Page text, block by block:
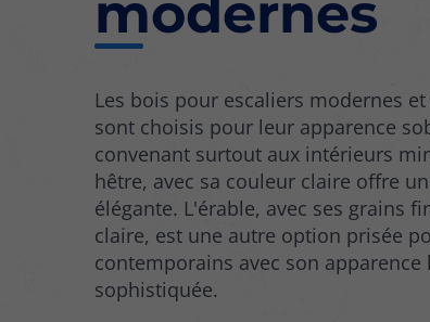
modernes
Les bois pour escaliers modernes
sont choisis pour leur apparence
convenant surtout aux intérieurs
hêtre, avec sa couleur claire offre
élégante. L'érable, avec ses grains
claire, est une autre option prisée
contemporains avec son apparence
sophistiquée.